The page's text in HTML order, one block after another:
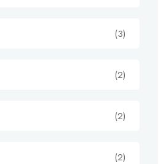
(3)
(2)
(2)
(2)